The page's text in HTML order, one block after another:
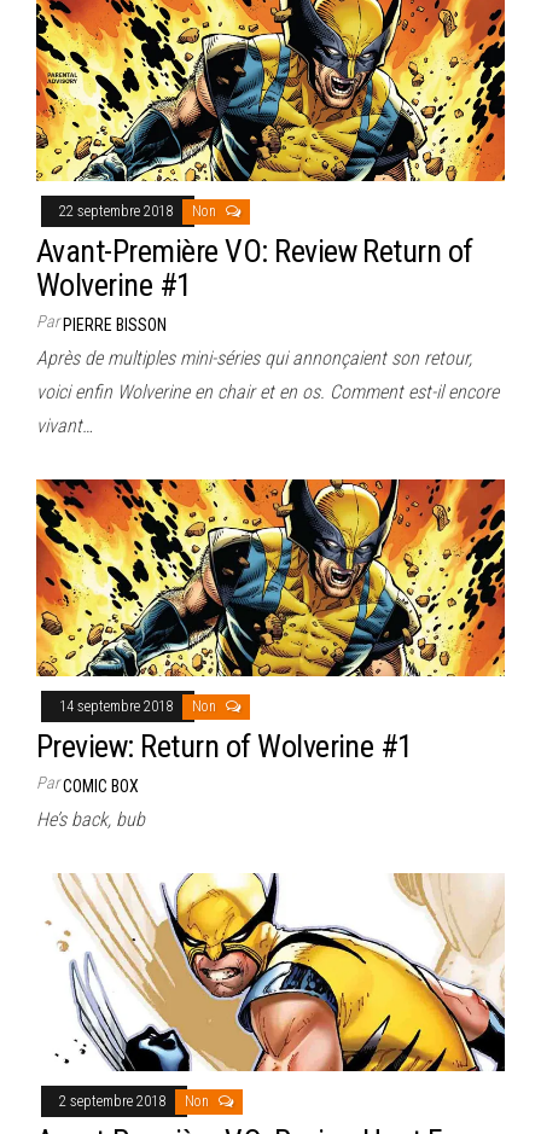
22 septembre 2018 Non
Avant-Première VO: Review Return of
Wolverine #1
ParPIERRE BISSON
Après de multiples mini-séries qui annonçaient son retour,
voici enfin Wolverine en chair et en os. Comment est-il encore
vivant…
14 septembre 2018 Non
Preview: Return of Wolverine #1
ParCOMIC BOX
He’s back, bub
2 septembre 2018 Non